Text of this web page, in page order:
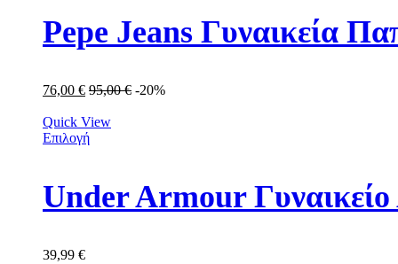
Pepe Jeans Γυναικεία
76,00 € 95,00€ -20%
Quick View
Επιλογή
Under Armour
39,99 €